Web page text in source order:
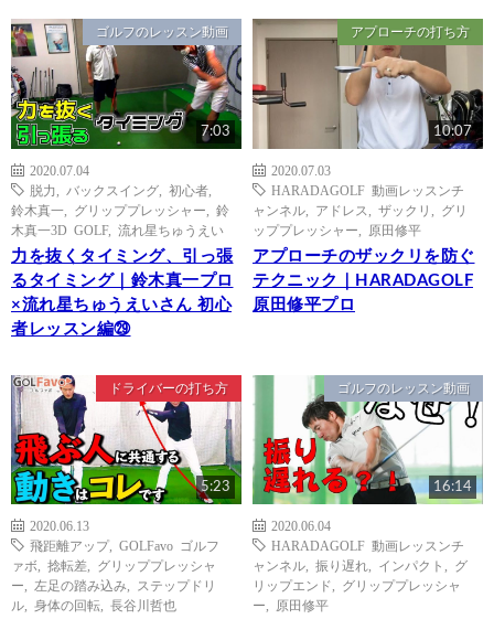
ゴルフのレッスン動画
7:03
2020.07.04
脱力
バックスイング 初心者
鈴木真一
グリッププレッシャー
鈴
木真一3D GOLF, 流れ星ちゅうえい
力を抜くタイミング、引っ張
るタイミング｜鈴木真一プロ
×流れ星ちゅうえいさん 初心
者レッスン編㉙
アプローチの打ち方
10:07
2020.07.03
HARADAGOLF 動画レッスンチ
ャンネル
アドレス ザックリ
グリ
ッププレッシャー
原田修平
アプローチのザックリを防ぐ
テクニック｜HARADAGOLF
原田修平プロ
ドライバーの打ち方
5:23
2020.06.13
飛距離アップ, GOLFavo ゴルフ
ァボ
捻転差
グリッププレッシャ
ー
左足の踏み込み
ステップドリ
ル
身体の回転 長谷川哲也
ゴルフのレッスン動画
16:14
2020.06.04
HARADAGOLF 動画レッスンチ
ャンネル
振り遅れ インパクト
グ
リップエンド
グリッププレッシャ
ー
原田修平